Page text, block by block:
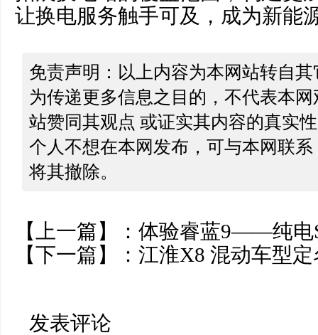
让换电服务触手可及，成为新能
免责声明：以上内容为本网站转自
为传递更多信息之目的，不代表本
站赞同其观点 或证实其内容的真实
个人不想在本网发布，可与本网联
将其撤除。
【上一篇】： 体验睿蓝9——纯电
【下一篇】： 江淮X8 混动车型
发表评论